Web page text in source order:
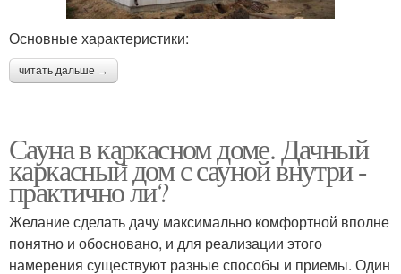
Основные характеристики:
читать дальше →
Сауна в каркасном доме. Дачный
каркасный дом с сауной внутри -
практично ли?
Желание сделать дачу максимально комфортной вполне
понятно и обосновано, и для реализации этого
намерения существуют разные способы и приемы. Один